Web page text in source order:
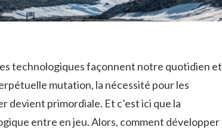
technologiques​ façonnent​ notre quotidien‍ et⁤
mutation, la nécessité pour les
devient primordiale. Et c’est ici que la
entre en​ jeu. Alors, comment‌ développer